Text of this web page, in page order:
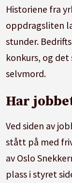
Historiene fra
oppdragsliten
stunder.
konkurs, og
selvmord.
Har
Ved siden av
stått på med
av Oslo
plass i styret